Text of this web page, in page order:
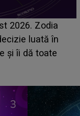
până
din Casa Iubirii
despre mama
pentru